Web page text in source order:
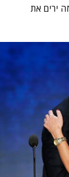
ירים את